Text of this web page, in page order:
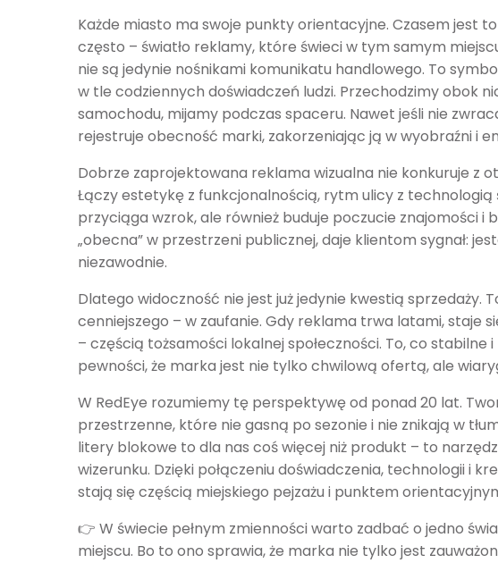
Każde miasto ma swoje punkty orientacyjne. Czasem jest
często – światło reklamy, które świeci w tym samym
nie są jedynie nośnikami komunikatu handlowego. To
w tle codziennych doświadczeń ludzi. Przechodzimy obok
samochodu, mijamy podczas spaceru. Nawet jeśli nie
rejestruje obecność marki, zakorzeniając ją w wyobraźni i
Dobrze zaprojektowana reklama wizualna nie konkuruje z
Łączy estetykę z funkcjonalnością, rytm ulicy z technologią
przyciąga wzrok, ale również buduje poczucie znajomości i
„obecna” w przestrzeni publicznej, daje klientom sygnał:
niezawodnie.
Dlatego widoczność nie jest już jedynie kwestią sprzedaży.
cenniejszego – w zaufanie. Gdy reklama trwa latami, staje
– częścią tożsamości lokalnej społeczności. To, co stabilne
pewności, że marka jest nie tylko chwilową ofertą, ale
W RedEye rozumiemy tę perspektywę od ponad 20 lat.
przestrzenne, które nie gasną po sezonie i nie znikają w
litery blokowe to dla nas coś więcej niż produkt – to
wizerunku. Dzięki połączeniu doświadczenia, technologii i
stają się częścią miejskiego pejzażu i punktem
👉 W świecie pełnym zmienności warto zadbać o jedno
miejscu. Bo to ono sprawia, że marka nie tylko jest